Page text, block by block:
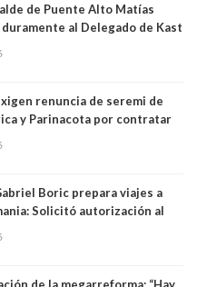
de Puente Alto Matías
al Delegado de Kast
arrancando"
renuncia de seremi de
y Parinacota por contratar
RN, detenida con 47 kilos de
Boric prepara viajes a
Solicitó autorización al